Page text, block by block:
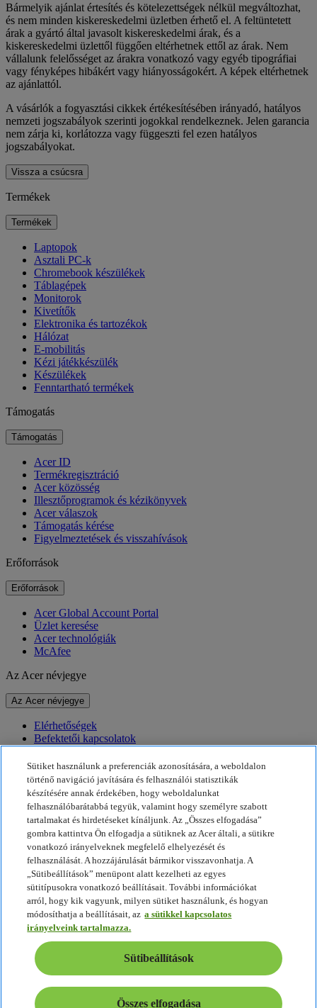
Bármelyik ajánlat értesítés és kötelezettségek nélkül megváltozhat,
és nem minden kiskereskedelmi üzletben érhető el. A feltüntetett
árak a gyártó által javasolt kiskereskedelmi árak, és a
kiskereskedelmi üzlettől függően eltérhetnek ettől az árak. Nem
vállalunk felelősséget az árakra vonatkozó vagy egyéb tipográfiai
vagy fényképes hibákért vagy hiányosságokért. A képek eltérhetnek
az ajánlattól.
A vásárlók a fogyasztási cikkek értékesítésében irányadó, hatályos
nemzeti jogszabályok szerinti jogokkal rendelkeznek. Jelen garancia
nem zárja ki, korlátozza vagy függeszti fel ezen hatályos
jogszabályokat.
Vissza a csúcsra
Termékek
Termékek
Laptopok
Asztali PC-k
Chromebook készülékek
Táblagépek
Monitorok
Kivetítők
Elektronika és tartozékok
Hálózat
E-mobilitás
Kézi játékkészülék
Készülékek
Fenntartható termékek
Támogatás
Támogatás
Acer ID
Termékregisztráció
Acer közösség
Illesztőprogramok és kézikönyvek
Acer válaszok
Támogatás kérése
Figyelmeztetések és visszahívások
Erőforrások
Erőforrások
Acer Global Account Portal
Üzlet keresése
Acer technológiák
McAfee
Az Acer névjegye
Az Acer névjegye
Elérhetőségek
Befektetői kapcsolatok
Díjak
Események
Fenntarthatóság
Fenntarthatóság
Vállalati társadalmi felelősségvállalás
A termékek ökológiai lábnyoma
Project Humanity
Earthion
Adatvédelmi szabályzat
Sütikkel kapcsolatos irányelvek
Jogi nyilatkozat
További jogi információ
Akadálymentességre vonatkozó irányelvek
Sütibeállítások
Magyarország - Magyar
Sütiket használunk a preferenciák azonosítására, a weboldalon
történő navigáció javítására és felhasználói statisztikák
készítésére annak érdekében, hogy weboldalunkat
felhasználóbarátabbá tegyük, valamint hogy személyre szabott
tartalmakat és hirdetéseket kínáljunk. Az „Összes elfogadása”
gombra kattintva Ön elfogadja a sütiknek az Acer általi, a sütikre
vonatkozó irányelveknek megfelelő elhelyezését és
felhasználását. A hozzájárulását bármikor visszavonhatja. A
„Sütibeállítások” menüpont alatt kezelheti az egyes
sütitípusokra vonatkozó beállításait. További információkat
arról, hogy kik vagyunk, milyen sütiket használunk, és hogyan
módosíthatja a beállításait, az a sütikkel kapcsolatos
irányelveink tartalmazza.
Sütibeállítások
Összes elfogadása